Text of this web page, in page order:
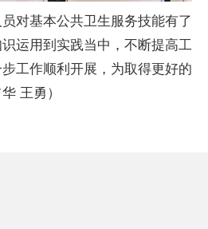
对基本公共卫生服务技能有了
运用到实践当中，不断提高工
工作顺利开展，为取得更好的
王勇）